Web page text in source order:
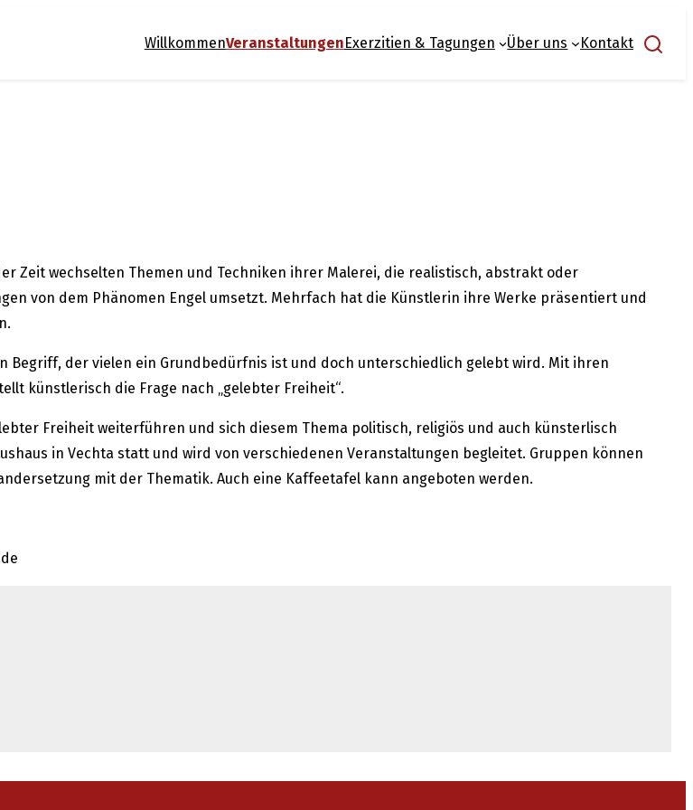
WillkommenVeranstaltungenExerzitien & Tagungen Über uns Kontakt Suchen
Zeit wechselten Themen und Techniken ihrer Malerei, die realistisch, abstrakt oder
von dem Phänomen Engel umsetzt. Mehrfach hat die Künstlerin ihre Werke präsentiert und
Begriff, der vielen ein Grundbedürfnis ist und doch unterschiedlich gelebt wird. Mit ihren
künstlerisch die Frage nach „gelebter Freiheit“.
Freiheit weiterführen und sich diesem Thema politisch, religiös und auch künsterlisch
in Vechta statt und wird von verschiedenen Veranstaltungen begleitet. Gruppen können
mit der Thematik. Auch eine Kaffeetafel kann angeboten werden.